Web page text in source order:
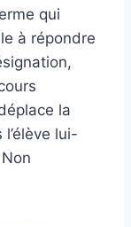
qui
à répondre
la
lui-